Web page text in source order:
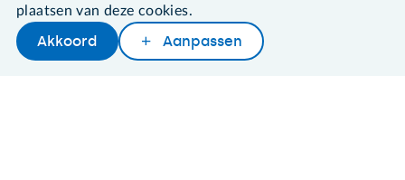
Later lezen Delen Woordenboek
plaatsen van deze cookies.
Akkoord Aanpassen